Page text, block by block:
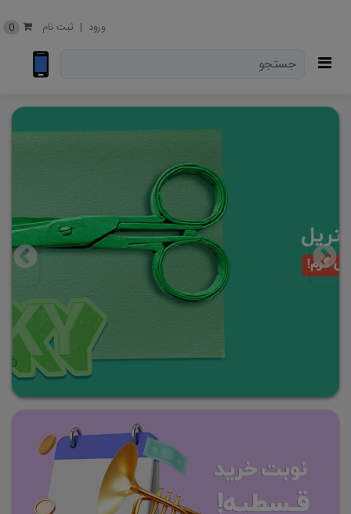
ورود | ثبت نام 0